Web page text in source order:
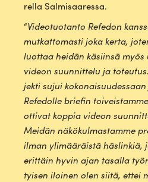
rella Salmisaaressa.
“Video­tuo­tanto Refedon
mut­kat­to­masti joka kerta,
luottaa heidän käsiinsä
videon suun­nittelu ja
jekti sujui
Refe­dolle briefin
ottivat koppia videon
Meidän näkö­kul­mas­tamme
ilman yli­mää­räistä häs­linkiä,
erittäin hyvin ajan tasalla
tyisen iloinen olen siitä, ettei